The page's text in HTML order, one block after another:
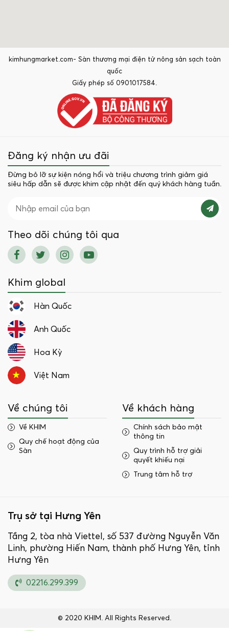
kimhungmarket.com- Sàn thương mại điện tử nông sản sạch toàn
quốc
Giấy phép số 0901017584.
Đăng ký nhận ưu đãi
Đừng bỏ lỡ sự kiện nóng hổi và triệu chương trình giảm giá
siêu hấp dẫn sẽ được khim cập nhật đến quý khách hàng tuần.
Theo dõi chúng tôi qua
Khim global
Hàn Quốc
Anh Quốc
Hoa Kỳ
Việt Nam
Về chúng tôi
Về KHIM
Quy chế hoạt động của
Sàn
Về khách hàng
Chính sách bảo mật
thông tin
Quy trình hỗ trợ giải
quyết khiếu nại
Trung tâm hỗ trợ
Trụ sở tại Hưng Yên
Tầng 2, tòa nhà Viettel, số 537 đường Nguyễn Văn
Linh, phường Hiến Nam, thành phố Hưng Yên, tỉnh
Hưng Yên
02216.299.399
© 2020 KHIM. All Rights Reserved.